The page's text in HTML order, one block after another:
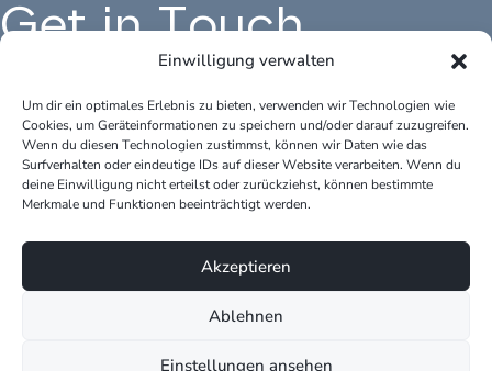
Einwilligung verwalten
Um dir ein optimales Erlebnis zu bieten, verwenden wir Technologien wie
Cookies, um Geräteinformationen zu speichern und/oder darauf zuzugreifen.
Wenn du diesen Technologien zustimmst, können wir Daten wie das
Surfverhalten oder eindeutige IDs auf dieser Website verarbeiten. Wenn du
deine Einwilligung nicht erteilst oder zurückziehst, können bestimmte
Merkmale und Funktionen beeinträchtigt werden.
Akzeptieren
Ablehnen
Einstellungen ansehen
Get in Touch
Büro Deutschland:
peter.krause.net
Katharina-Fischer-Platz 1
85435 Erding
Telefon: +49 170 3148109
E-Mail: info@peter-krause.net
E-